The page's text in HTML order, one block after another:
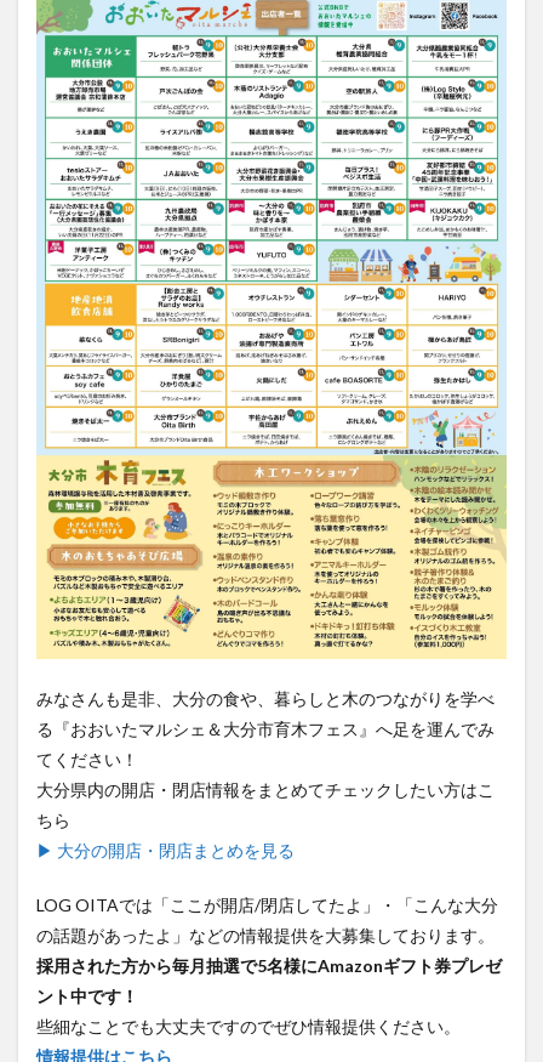
みなさんも是非、大分の食や、暮らしと木のつながりを学べ
る『おおいたマルシェ＆大分市育木フェス』へ足を運んでみ
てください！
大分県内の開店・閉店情報をまとめてチェックしたい方はこ
ちら
▶ 大分の開店・閉店まとめを見る
LOG OITAでは「ここが開店/閉店してたよ」・「こんな大分
の話題があったよ」などの情報提供を大募集しております。
採用された方から毎月抽選で5名様にAmazonギフト券プレゼ
ント中です！
些細なことでも大丈夫ですのでぜひ情報提供ください。
情報提供はこちら